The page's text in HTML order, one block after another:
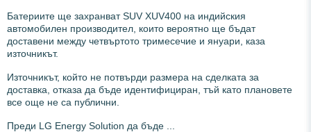
Батериите ще захранват SUV XUV400 на индийския
автомобилен производител, които вероятно ще бъдат
доставени между четвъртото тримесечие и януари, каза
източникът.
Източникът, който не потвърди размера на сделката за
доставка, отказа да бъде идентифициран, тъй като плановете
все още не са публични.
Преди LG Energy Solution да бъде ...